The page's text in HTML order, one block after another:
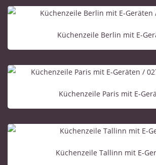
Küchenzeile Berlin mit E-
Küchenzeile Paris mit E-
Küchenzeile Tallinn mit E-